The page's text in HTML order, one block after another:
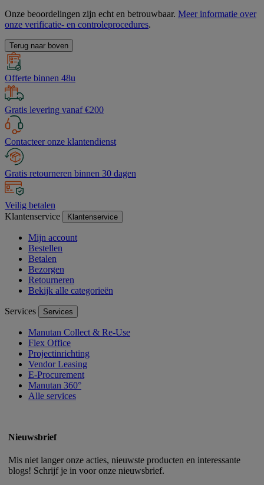
Onze beoordelingen zijn echt en betrouwbaar. Meer informatie over
onze verificatie- en controleprocedures.
Terug naar boven
Offerte binnen 48u
Gratis levering vanaf €200
Contacteer onze klantendienst
Gratis retourneren binnen 30 dagen
Veilig betalen
Klantenservice
Klantenservice
Mijn account
Bestellen
Betalen
Bezorgen
Retourneren
Bekijk alle categorieën
Services Services
Manutan Collect & Re-Use
Flex Office
Projectinrichting
Vendor Leasing
E-Procurement
Manutan 360°
Alle services
Nieuwsbrief
Mis niet langer onze acties, nieuwste producten en interessante
blogs! Schrijf je in voor onze nieuwsbrief.